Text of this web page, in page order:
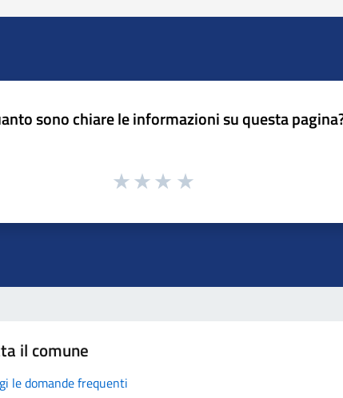
sono chiare le informazioni su questa
il comune
le domande frequenti